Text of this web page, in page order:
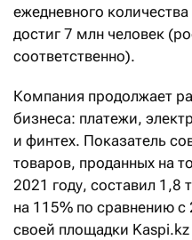
ежедневного
достиг 7 млн человек
соответственно).
Компания продолжает
бизнеса: платежи,
и финтех. Показатель
товаров, проданных на
2021 году, составил 1,8
на 115% по сравнению
своей площадки